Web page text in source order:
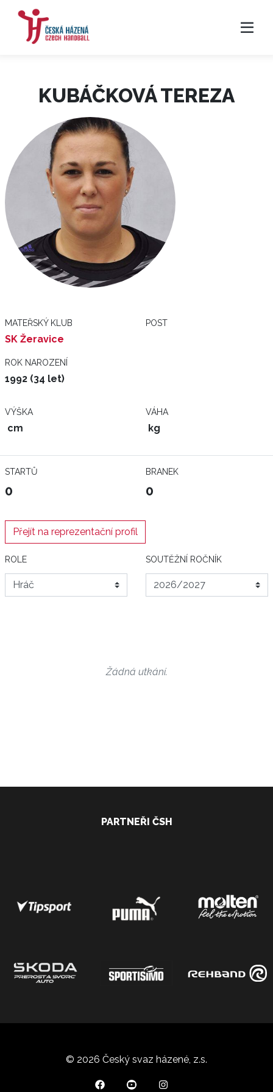
KUBÁČKOVÁ TEREZA
MATEŘSKÝ KLUB
SK Žeravice
POST
ROK NAROZENÍ
1992 (34 let)
VÝŠKA
cm
VÁHA
kg
STARTŮ
0
BRANEK
0
Přejít na reprezentační profil
ROLE SOUTĚŽNÍ ROČNÍK
Žádná utkání.
PARTNEŘI ČSH
© 2026 Český svaz házené, z.s.